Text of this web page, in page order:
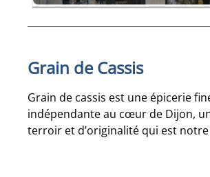
Grain de Cassis
Grain de cassis est une épicerie
indépendante au cœur de Dijon,
terroir et d’originalité qui est